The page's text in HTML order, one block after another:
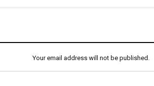
Your email address will not be published.